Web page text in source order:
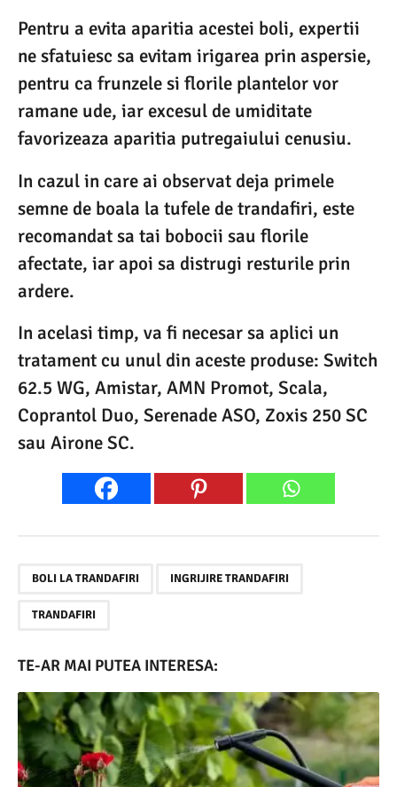
Pentru a evita aparitia acestei boli, expertii
ne sfatuiesc sa evitam irigarea prin aspersie,
pentru ca frunzele si florile plantelor vor
ramane ude, iar excesul de umiditate
favorizeaza aparitia putregaiului cenusiu.
In cazul in care ai observat deja primele
semne de boala la tufele de trandafiri, este
recomandat sa tai bobocii sau florile
afectate, iar apoi sa distrugi resturile prin
ardere.
In acelasi timp, va fi necesar sa aplici un
tratament cu unul din aceste produse: Switch
62.5 WG, Amistar, AMN Promot, Scala,
Coprantol Duo, Serenade ASO, Zoxis 250 SC
sau Airone SC.
BOLI LA TRANDAFIRI INGRIJIRE TRANDAFIRI
TRANDAFIRI
TE-AR MAI PUTEA INTERESA: